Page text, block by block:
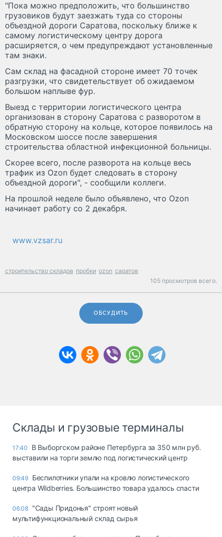
"Пока можно предположить, что большинство
грузовиков будут заезжать туда со стороны
объездной дороги Саратова, поскольку ближе к
самому логистическому центру дорога
расширяется, о чем предупреждают установленные
там знаки.
Сам склад на фасадной стороне имеет 70 точек
разгрузки, что свидетельствует об ожидаемом
большом наплыве фур.
Выезд с территории логистического центра
организован в сторону Саратова с разворотом в
обратную сторону на кольце, которое появилось на
Московском шоссе после завершения
строительства областной инфекционной больницы.
Скорее всего, после разворота на кольце весь
трафик из Ozon будет следовать в сторону
объездной дороги", - сообщили коллеги.
На прошлой неделе было объявлено, что Ozon
начинает работу со 2 декабря.
www.vzsar.ru
строительство складов пробки ozon саратов
105 просмотров всего.
ОБСУДИТЬ
Склады и грузовые терминалы
17:40
В Выборгском районе Петербурга за 350 млн руб.
выставили на торги землю под логистический центр
09:49 Беспилотники упали на кровлю логистического
центра Wildberries. Большинство товара удалось спасти
06.08 "Сады Придонья" строят новый
мультифункциональный склад сырья